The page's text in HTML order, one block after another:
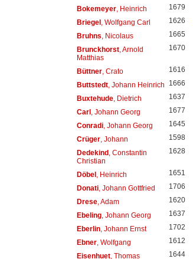
Bokemeyer, Heinrich 1679
Briegel, Wolfgang Carl 1626
Bruhns , Nicolaus 1665
Brunckhorst, Arnold
Matthias
1670
Büttner, Crato 1616
Buttstedt, Johann Heinrich 1666
Buxtehude, Dietrich 1637
Carl, Johann Georg 1677
Conradi, Johann Georg 1645
Crüger, Johann 1598
Dedekind, Constantin
Christian
1628
Döbel, Heinrich 1651
Donati, Johann Gottfried 1706
Drese, Adam 1620
Ebeling, Johann Georg 1637
Eberlin, Johann Ernst 1702
Ebner, Wolfgang 1612
Eisenhuet, Thomas 1644